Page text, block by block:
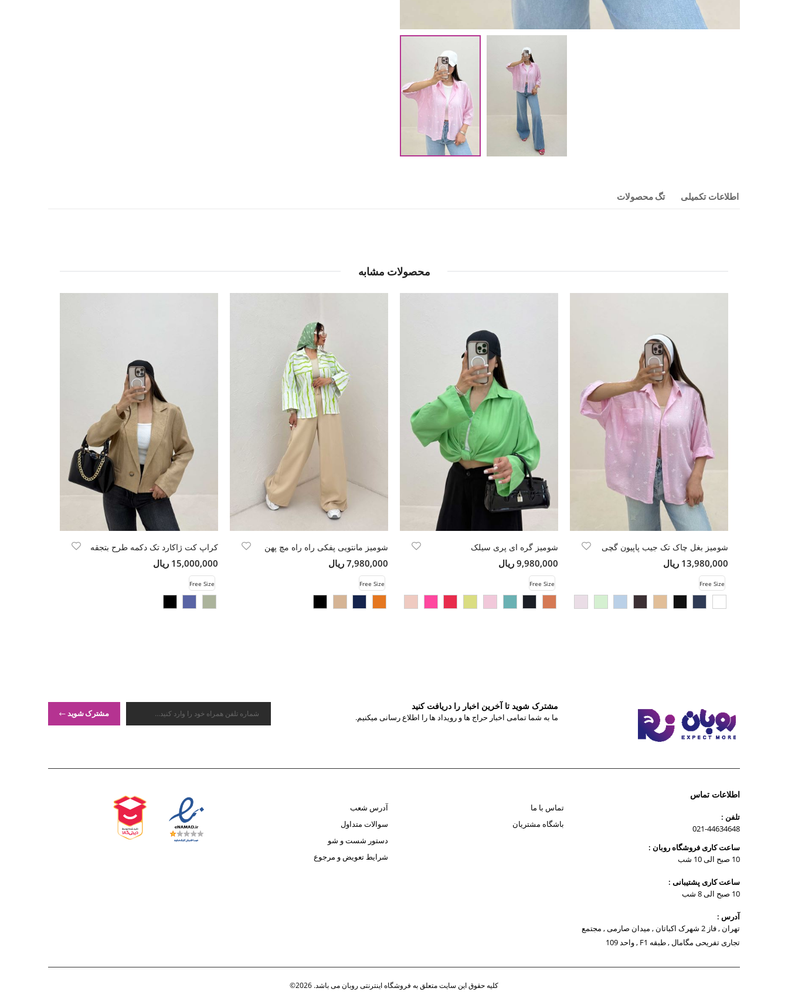
اطلاعات تکمیلی تگ محصولات
محصولات مشابه
شومیز بغل چاک تک جیب پاپیون گچی
13,980,000 ریال
Free Size
شومیز گره ای پری سیلک
9,980,000 ریال
Free Size
شومیز مانتویی پفکی راه راه مچ پهن
7,980,000 ریال
Free Size
کراپ کت ژاکارد تک دکمه طرح بتجقه
15,000,000 ریال
Free Size
مشترک شوید تا آخرین اخبار را دریافت کنید
ما به شما تمامی اخبار حراج ها و رویداد ها را اطلاع رسانی میکنیم. مشترک شوید
اطلاعات تماس
تلفن :
021-44634648
ساعت کاری فروشگاه روبان :
10 صبح الی 10 شب
ساعت کاری پشتیبانی :
10 صبح الی 8 شب
آدرس :
تهران , فاز 2 شهرک اکباتان , میدان صارمی , مجتمع
تجاری تفریحی مگامال , طبقه F1 , واحد 109
تماس با ما
باشگاه مشتریان
آدرس شعب
سوالات متداول
دستور شست و شو
شرایط تعویض و مرجوع
کلیه حقوق این سایت متعلق به فروشگاه اینترنتی روبان می باشد. 2026©